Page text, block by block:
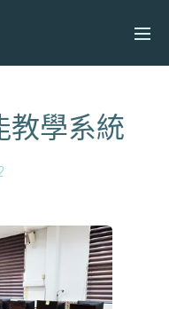
教學系統